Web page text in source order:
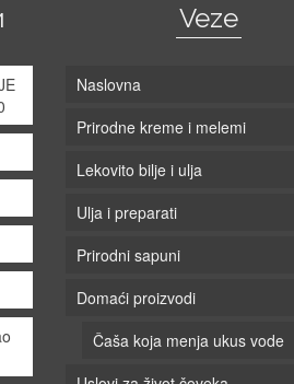
Veze
Naslovna
Prirodne kreme i melemi
Lekovito bilje i ulja
Ulja i preparati
Prirodni sapuni
Domaći proizvodi
Čaša koja menja ukus vode